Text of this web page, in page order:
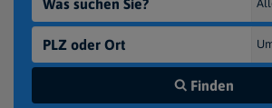
Finden